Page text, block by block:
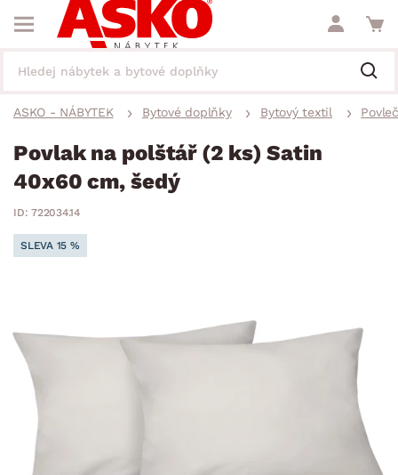
ASKO - NÁBYTEK Bytové doplňky Bytový textil
Povlak na polštář (2 ks) Satin
40x60 cm, šedý
ID: 722034.14
SLEVA 15 %